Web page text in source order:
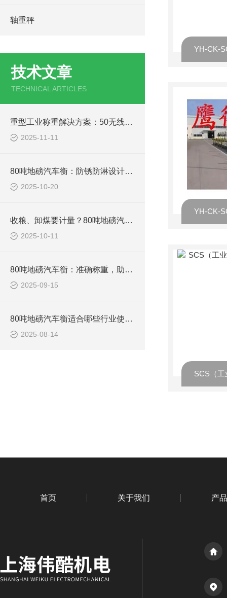
轴重秤
技术文章
TECHNICAL ARTICLES
重型工业称重解决方案：50无线耐高温吊钩秤在冶金、铸造行业的关键应用分析
2025-11-11
80吨地磅汽车衡：防锈防淋设计，南方雨季、北方寒冬都能用
2025-10-20
收粮、卸煤要计量？80吨地磅汽车衡，不用反复称，一次出准数
2025-10-11
80吨地磅汽车衡：准确称重，助力物流运输高效发展
2025-09-15
80吨地磅汽车衡适合哪些行业使用？
2025-08-14
首页 关于我们 产